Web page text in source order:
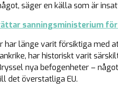
säger en källa som är
sanningsministerium
har länge varit försiktiga med
har historiskt varit
nya befogenheter –
det överstatliga EU.